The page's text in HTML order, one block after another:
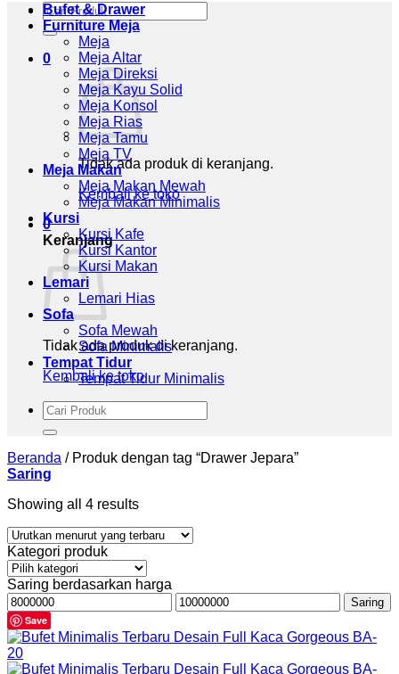
Pencarian
untuk:
0
Tidak ada produk di keranjang.
Kembali ke toko
0
Keranjang
Tidak ada produk di keranjang.
Kembali ke toko
Bufet & Drawer
Furniture Meja
Meja
Meja Altar
Meja Direksi
Meja Kayu Solid
Meja Konsol
Meja Rias
Meja Tamu
Meja TV
Meja Makan
Meja Makan Mewah
Meja Makan Minimalis
Kursi
Kursi Kafe
Kursi Kantor
Kursi Makan
Lemari
Lemari Hias
Sofa
Sofa Mewah
Sofa Minimalis
Tempat Tidur
Tempat Tidur Minimalis
Pencarian
untuk:
Beranda /Produk dengan tag “Drawer Jepara”
Saring
Showing all 4 results
Kategori produk
Saring berdasarkan harga
Harga
terendah
Harga
tertinggi
Saring
Save